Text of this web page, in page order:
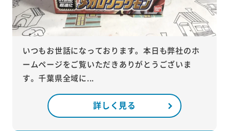
いつもお世話になっております。本日も弊社のホ
ームページをご覧いただきありがとうございま
す。千葉県全域に...
詳しく見る